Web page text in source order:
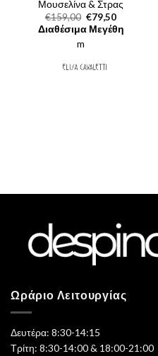
Μουσελίνα & Στρας
€159,00 Original
price
was:
€79,50Η
τρέχουσα
τιμή
Διαθέσιμα Μεγέθη
m
Ωράριο Λειτουργίας
Δευτέρα: 8:30-14:15
Τρίτη: 8:30-14:00 & 18:00-21:00